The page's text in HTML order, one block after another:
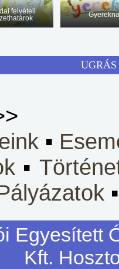
felvételi
▪
▪
Egyesített
Kft.